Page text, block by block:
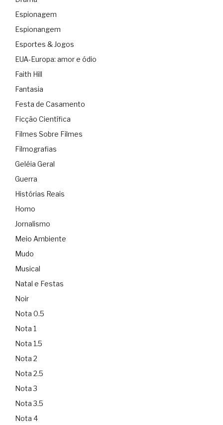
Espionagem
Espionangem
Esportes & Jogos
EUA-Europa: amor e ódio
Faith Hill
Fantasia
Festa de Casamento
Ficção Científica
Filmes Sobre Filmes
Filmografias
Geléia Geral
Guerra
Histórias Reais
Homo
Jornalismo
Meio Ambiente
Mudo
Musical
Natal e Festas
Noir
Nota 0.5
Nota 1
Nota 1.5
Nota 2
Nota 2.5
Nota 3
Nota 3.5
Nota 4